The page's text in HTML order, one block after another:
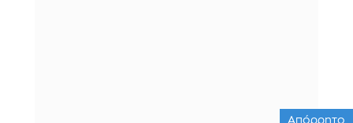
Απόρρητο